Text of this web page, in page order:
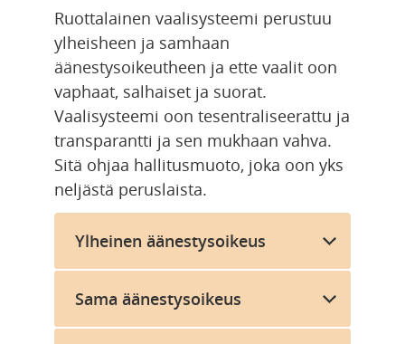
Ruottalainen vaalisysteemi perustuu
ylheisheen ja samhaan
äänestysoikeutheen ja ette vaalit oon
vaphaat, salhaiset ja suorat.
Vaalisysteemi oon tesentraliseerattu ja
transparantti ja sen mukhaan vahva.
Sitä ohjaa hallitusmuoto, joka oon yks
neljästä peruslaista.
Ylheinen äänestysoikeus
Sama äänestysoikeus